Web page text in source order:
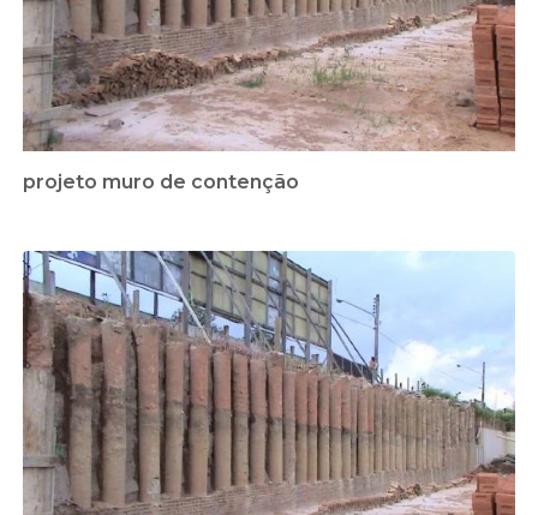
projeto muro de contenção